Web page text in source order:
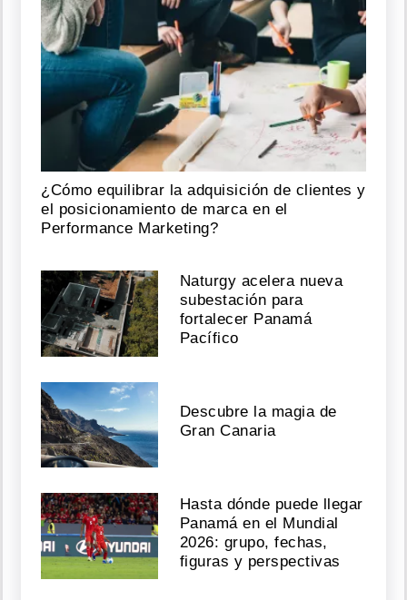
¿Cómo equilibrar la adquisición de clientes y
el posicionamiento de marca en el
Performance Marketing?
Naturgy acelera nueva
subestación para
fortalecer Panamá
Pacífico
Descubre la magia de
Gran Canaria
Hasta dónde puede llegar
Panamá en el Mundial
2026: grupo, fechas,
figuras y perspectivas